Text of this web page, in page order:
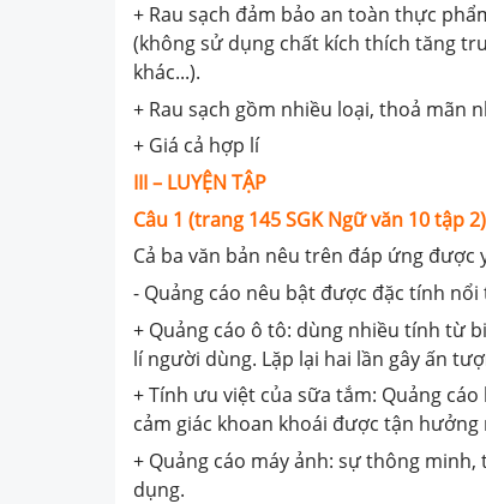
+ Rau sạch đảm bảo an toàn thực
(không sử dụng chất kích thích tăng
khác...).
+ Rau sạch gồm nhiều loại, thoả mãn
+ Giá cả hợp lí
III – LUYỆN TẬP
Câu 1 (trang 145 SGK Ngữ văn 10 tập 2)
Cả ba văn bản nêu trên đáp ứng được
- Quảng cáo nêu bật được đặc tính
+ Quảng cáo ô tô: dùng nhiều tính từ
lí người dùng. Lặp lại hai lần gây ấn
+ Tính ưu việt của sữa tắm: Quảng
cảm giác khoan khoái được tận
+ Quảng cáo máy ảnh: sự thông
dụng.